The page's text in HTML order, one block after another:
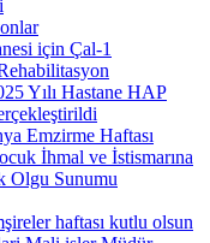
için Çal-1
Yılı Hastane HAP
Emzirme Haftası
İhmal ve İstismarına
Olgu Sunumu
haftası kutlu olsun